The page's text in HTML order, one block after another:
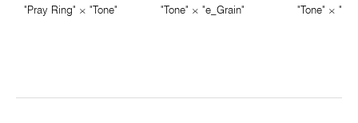
"Pray Ring" × "Tone"
"Tone" × "e_Grain"
"Tone" ×